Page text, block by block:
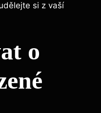
si z vaší
o